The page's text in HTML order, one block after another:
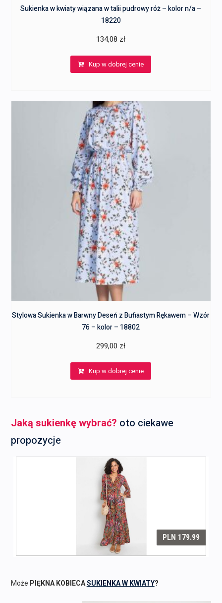
Sukienka w kwiaty wiązana w talii pudrowy róż – kolor n/a –
18220
134,08 zł
Kup w dobrej cenie
Stylowa Sukienka w Barwny Deseń z Bufiastym Rękawem – Wzór
76 – kolor – 18802
299,00 zł
Kup w dobrej cenie
Jaką sukienkę wybrać? oto ciekawe
propozycje
Może PIĘKNA KOBIECASUKIENKA W KWIATY?